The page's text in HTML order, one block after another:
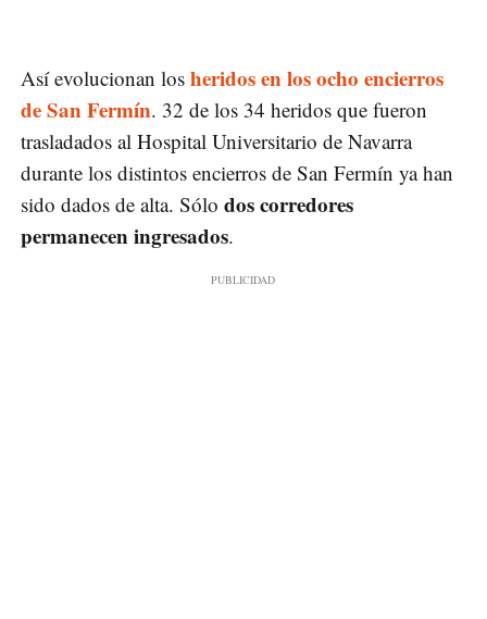
Así evolucionan los heridos en los ocho encierros
de San Fermín. 32 de los 34 heridos que fueron
trasladados al Hospital Universitario de Navarra
durante los distintos encierros de San Fermín ya han
sido dados de alta. Sólo dos corredores
permanecen ingresados.